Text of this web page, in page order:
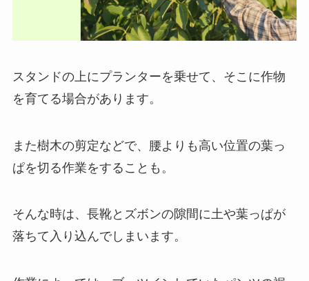
スタンドの上にプランターを乗せて、そこに作物
を育てる場合があります。
また樹木の剪定などで、腰よりも高い位置の葉っ
ぱを切る作業をすることも。
そんな時は、長靴とズボンの隙間に土や葉っぱが
落ちて入り込んでしまいます。